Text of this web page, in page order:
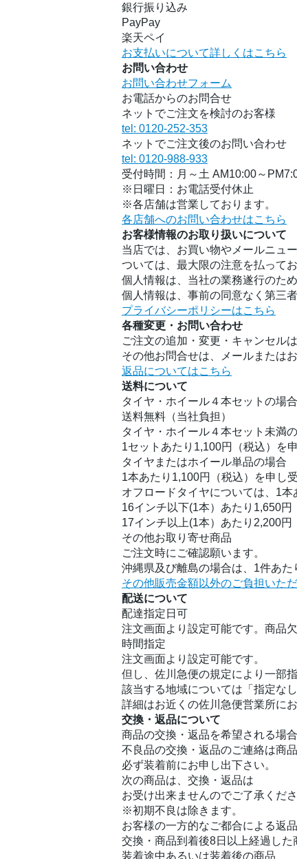
銀行振り込み
PayPay
楽天ペイ
お支払いについて詳しくはこちら
お問い合わせ
お問い合わせフォーム
お電話からのお問合せ
ネットでご注文を検討のお客様
tel: 0120-252-353
ネットでご注文後のお問い合わせ
tel: 0120-988-933
受付時間：月～土 AM10:00～
※日曜日：お電話受付休止
※各店舗は営業しております。
各店舗へのお問い合わせはこちら
お客様情報のお取り扱いについて
当店では、お買い物やメールニュ
ついては、最大限の注意を払ってお
個人情報は、当社の業務遂行のた
個人情報は、事前の同意なく第三
プライバシーポリシーはこちら
各種変更・お問い合わせ
ご注文の追加・変更・キャンセル
その他お問合せは、メールまたは
返品についてはこちら
送料について
タイヤ・ホイール４本セットの場合
送料無料（当社負担）
タイヤ・ホイール４本セット未満
1セットあたり1,100円（税込）を
タイヤまたはホイール単品の場合
1本あたり1,100円（税込）を申し受
オフロードタイヤについては、1本
16インチ以下(1本）あたり1,650円
17インチ以上(1本）あたり2,200円
その他お取り寄せ商品
ご注文時にご確認願います。
沖縄県及び離島の場合は、1件あた
その他販売金額以外のご負担いた
配送について
配達指定日可
注文画面より設定可能です。商品
時間指定
注文画面より設定可能です。
但し、佐川急便の規定により一部
該当する地域については「指定な
詳細はお近くの佐川急便営業所に
交換・返品について
商品の交換・返品を希望される場合
不良品の交換・返品のご連絡は商
必ず装着前にお申し出下さい。
次の商品は、交換・返品は
お受け出来ませんのでご了承くださ
※初期不良は除きます。
お客様の一方的なご都合による返品
交換・商品到着後8日以上経過した
装着途中あるいは装着後の商品